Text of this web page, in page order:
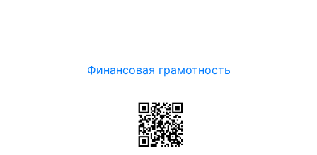
Финансовая грамотность